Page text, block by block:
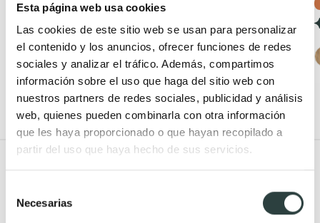
Esta página web usa cookies
Las cookies de este sitio web se usan para personalizar
el contenido y los anuncios, ofrecer funciones de redes
sociales y analizar el tráfico. Además, compartimos
información sobre el uso que haga del sitio web con
nuestros partners de redes sociales, publicidad y análisis
web, quienes pueden combinarla con otra información
que les haya proporcionado o que hayan recopilado a
partir del uso que haya hecho de sus servicios.
Necesarias
199,43€
−33%
(57)
+ 1
(40)
Muebles de baño